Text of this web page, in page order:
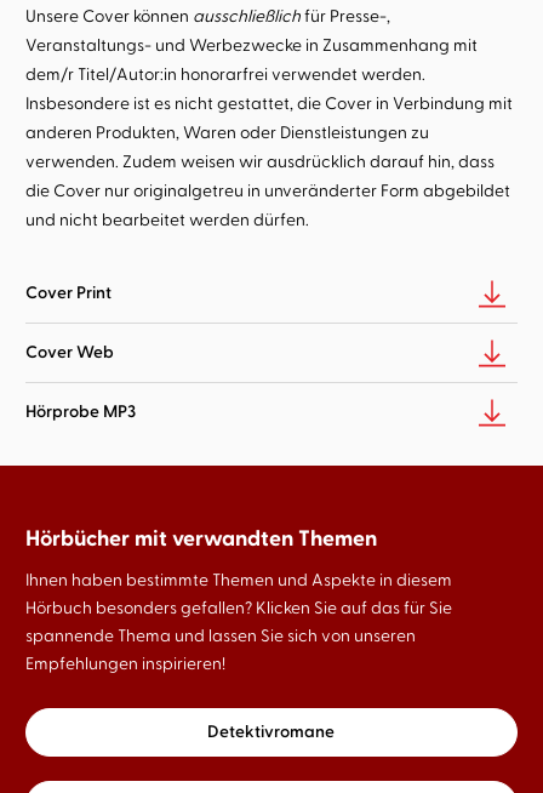
Unsere Cover können ausschließlichfür Presse-,
Veranstaltungs- und Werbezwecke in Zusammenhang mit
dem/r Titel/Autor:in honorarfrei verwendet werden.
Insbesondere ist es nicht gestattet, die Cover in Verbindung mit
anderen Produkten, Waren oder Dienstleistungen zu
verwenden. Zudem weisen wir ausdrücklich darauf hin, dass
die Cover nur originalgetreu in unveränderter Form abgebildet
und nicht bearbeitet werden dürfen.
Cover Print
Cover Web
Hörprobe MP3
Hörbücher mit verwandten Themen
Ihnen haben bestimmte Themen und Aspekte in diesem
Hörbuch besonders gefallen? Klicken Sie auf das für Sie
spannende Thema und lassen Sie sich von unseren
Empfehlungen inspirieren!
Detektivromane